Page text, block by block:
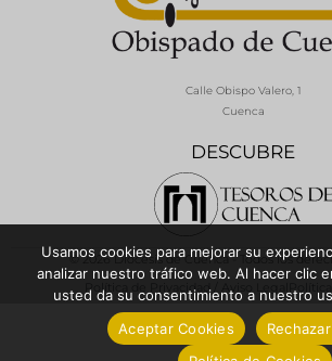
DESCUBRE
Calle Obispo Valero, 1
Cuenca
© 2026 Diócesis de Cuenca - Todos los
Política de Privacidad / Aviso Legal
Usamos cookies para mejorar su
analizar nuestro tráfico web. Al hacer clic
usted da su consentimiento a nuestro
Aceptar Cookies